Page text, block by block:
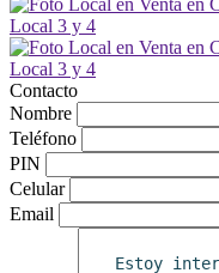
Contacto
Nombre
Teléfono
PIN
Celular
Email